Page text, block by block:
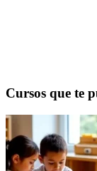
Cursos que te